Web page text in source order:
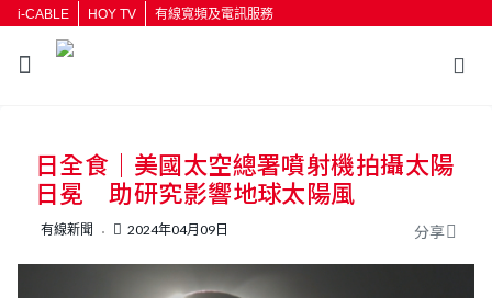
i-CABLE HOY TV 有線寬頻及電訊服務
按輸入鍵開始搜尋
日全食｜美國太空總署噴射機拍攝太陽
日冕 助研究影響地球太陽風
有線新聞 2024年04月09日 分享